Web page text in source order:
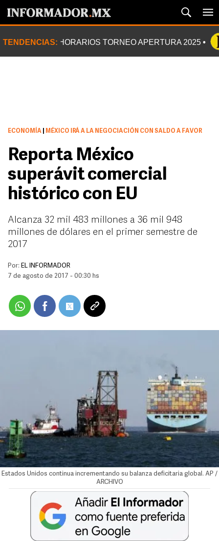
TENDENCIAS: HORARIOS TORNEO APERTURA 2025
ECONOMÍA MÉXICO IRÁ A LA NEGOCIACIÓN CON SALDO A FAVOR
Reporta México
superávit comercial
histórico con EU
Alcanza 32 mil 483 millones a 36 mil 948
millones de dólares en el primer semestre de
2017
Por: EL INFORMADOR
7 de agosto de 2017 - 00:30 hs
Estados Unidos continua incrementando su balanza deficitaria global. AP /
ARCHIVO